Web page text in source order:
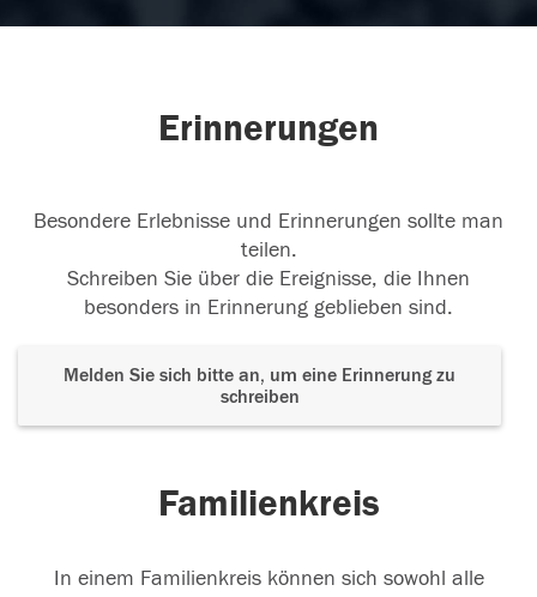
Erinnerungen
Besondere Erlebnisse und Erinnerungen sollte man
teilen.
Schreiben Sie über die Ereignisse, die Ihnen
besonders in Erinnerung geblieben sind.
Melden Sie sich bitte an, um eine Erinnerung zu
schreiben
Familienkreis
In einem Familienkreis können sich sowohl alle